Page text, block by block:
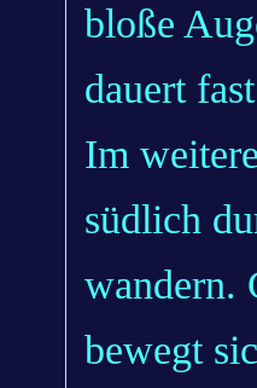
bloße
dauert
Im
südlich
wandern.
bewegt